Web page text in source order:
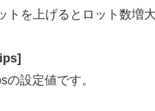
トを上げるとロット数増
の設定値です。